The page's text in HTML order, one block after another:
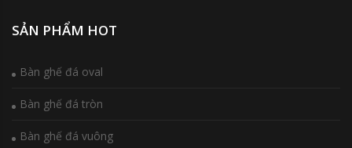
SẢN PHẨM HOT
Bàn ghế đá oval
Bàn ghế đá tròn
Bàn ghế đá vuông